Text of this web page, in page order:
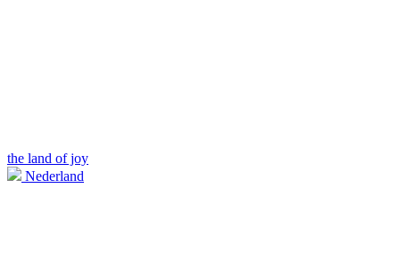
the land of joy
Nederland